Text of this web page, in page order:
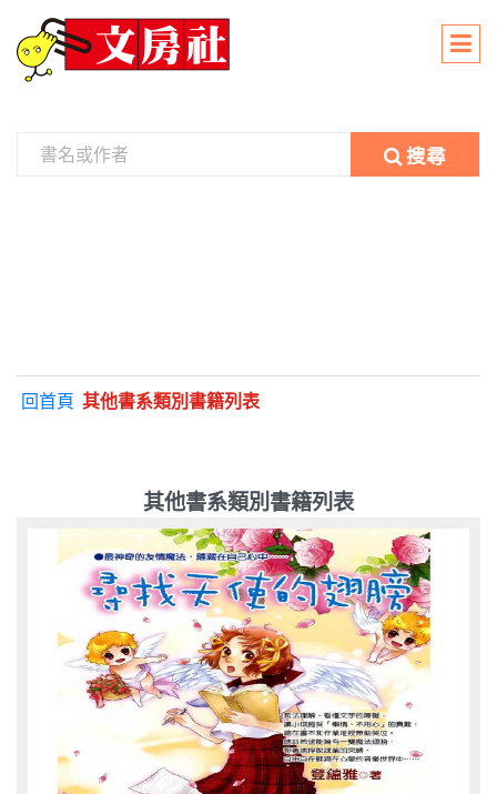
搜尋
回首頁 其他書系類別書籍列表
其他書系類別書籍列表